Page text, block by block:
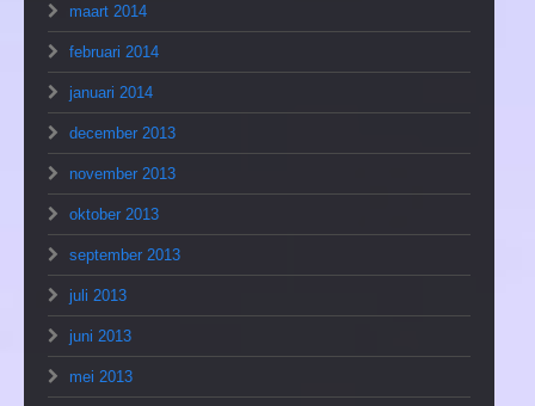
maart 2014
februari 2014
januari 2014
december 2013
november 2013
oktober 2013
september 2013
juli 2013
juni 2013
mei 2013